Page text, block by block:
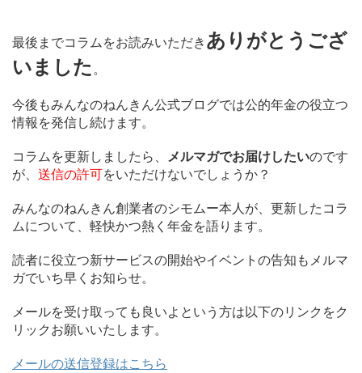
最後までコラムをお読みいただき ありがとうござ
いました 。
今後もみんなのねんきん公式ブログでは公的年金の役立つ
情報を発信し続けます。
コラムを更新しましたら、 メルマガでお届けしたいのです
が、 送信の許可をいただけないでしょうか？
みんなのねんきん創業者のシモムー本人が、更新したコラ
ムについて、軽快かつ熱く年金を語ります。
読者に役立つ新サービスの開始やイベントの告知もメルマ
ガでいち早くお知らせ。
メールを受け取っても良いよという方は以下のリンクをク
リックお願いいたします。
メールの送信登録はこちら